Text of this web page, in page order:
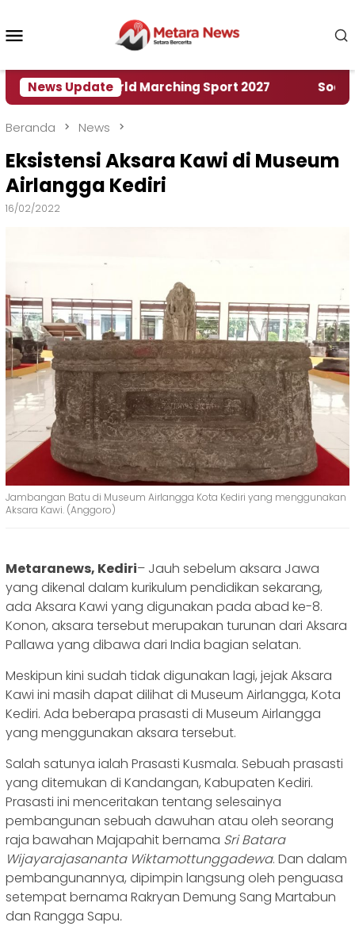
konten
News Update
World Marching Sport 2027 ‎Soal Rencana
Beranda News
Eksistensi Aksara Kawi di Museum
Airlangga Kediri
16/02/2022
Jambangan Batu di Museum Airlangga Kota Kediri yang menggunakan
Aksara Kawi. (Anggoro)
Metaranews, Kediri– Jauh sebelum aksara Jawa
yang dikenal dalam kurikulum pendidikan sekarang,
ada Aksara Kawi yang digunakan pada abad ke-8.
Konon, aksara tersebut merupakan turunan dari Aksara
Pallawa yang dibawa dari India bagian selatan.
Meskipun kini sudah tidak digunakan lagi, jejak Aksara
Kawi ini masih dapat dilihat di Museum Airlangga, Kota
Kediri. Ada beberapa prasasti di Museum Airlangga
yang menggunakan aksara tersebut.
Salah satunya ialah Prasasti Kusmala. Sebuah prasasti
yang ditemukan di Kandangan, Kabupaten Kediri.
Prasasti ini menceritakan tentang selesainya
pembangunan sebuah dawuhan atau oleh seorang
raja bawahan Majapahit bernama Sri Batara
Wijayarajasananta Wiktamottunggadewa. Dan dalam
pembangunannya, dipimpin langsung oleh penguasa
setempat bernama Rakryan Demung Sang Martabun
dan Rangga Sapu.